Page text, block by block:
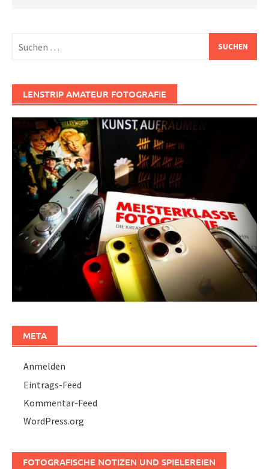
nach:
LENSTRIP AMATEUR FOTOGRAFIE
META
Anmelden
Eintrags-Feed
Kommentar-Feed
WordPress.org
FOTOGRAFISCHE NOTIZEN UND SPIELEREIEN